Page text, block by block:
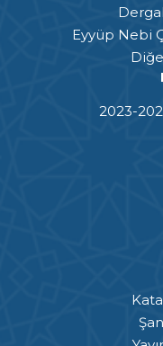
Eyyüp Nebi
2023-